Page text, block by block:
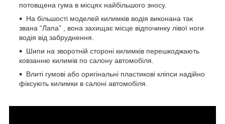
потовщена гума в місцях найбільшого зносу.
На більшості моделей килимків водія виконана так
звана “Лапа” , вона захищає місце відпочинку лівої ноги
водія від забруднення.
Шипи на зворотній стороні килимків перешкоджають
ковзанню килимів по салону автомобіля.
Влиті гумові або оригінальні пластикові кліпси надійно
фіксують килимки в салоні автомобіля.